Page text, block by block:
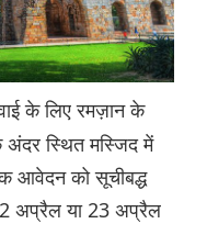
के लिए रमज़ान के
अंदर स्थित मस्जिद में
आवेदन को सूचीबद्ध
अप्रैल या 23 अप्रैल